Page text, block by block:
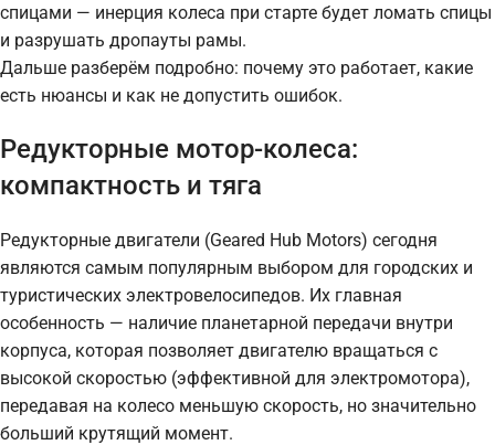
спицами — инерция колеса при старте будет ломать спицы
и разрушать дропауты рамы.
Дальше разберём подробно: почему это работает, какие
есть нюансы и как не допустить ошибок.
Редукторные мотор-колеса:
компактность и тяга
Редукторные двигатели (Geared Hub Motors) сегодня
являются самым популярным выбором для городских и
туристических электровелосипедов. Их главная
особенность — наличие планетарной передачи внутри
корпуса, которая позволяет двигателю вращаться с
высокой скоростью (эффективной для электромотора),
передавая на колесо меньшую скорость, но значительно
больший крутящий момент.